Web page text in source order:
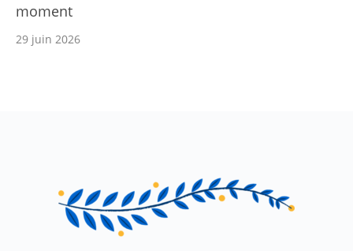
moment
29 juin 2026